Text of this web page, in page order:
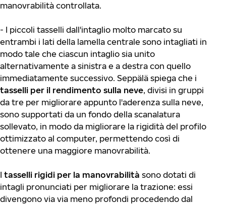
manovrabilità controllata.
- I piccoli tasselli dall'intaglio molto marcato su
entrambi i lati della lamella centrale sono intagliati in
modo tale che ciascun intaglio sia unito
alternativamente a sinistra e a destra con quello
immediatamente successivo. Seppälä spiega che i
tasselli per il rendimento sulla neve, divisi in gruppi
da tre per migliorare appunto l'aderenza sulla neve,
sono supportati da un fondo della scanalatura
sollevato, in modo da migliorare la rigidità del profilo
ottimizzato al computer, permettendo così di
ottenere una maggiore manovrabilità.
I tasselli rigidi per la manovrabilità sono dotati di
intagli pronunciati per migliorare la trazione: essi
divengono via via meno profondi procedendo dal